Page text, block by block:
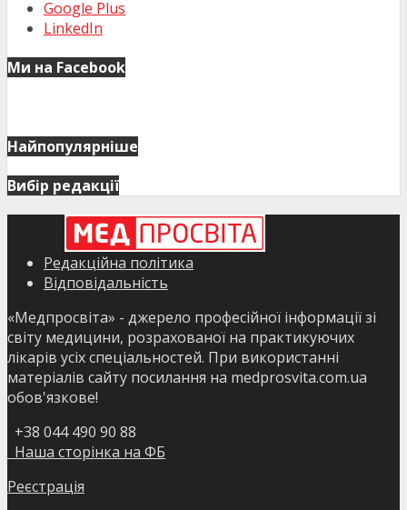
Google Plus
LinkedIn
Ми на Facebook
Найпопулярніше
Вибір редакції
Редакційна політика
Відповідальність
«Медпросвіта» - джерело професійної інформації зі
світу медицини, розрахованої на практикуючих
лікарів усіх спеціальностей. При використанні
матеріалів сайту посилання на medprosvita.com.ua
обов'язкове!
+38 044 490 90 88
Наша сторінка на ФБ
Реєстрація